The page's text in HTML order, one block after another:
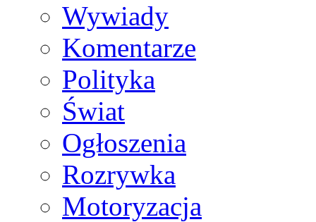
Wywiady
Komentarze
Polityka
Świat
Ogłoszenia
Rozrywka
Motoryzacja